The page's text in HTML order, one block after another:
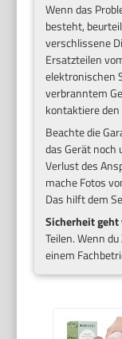
Wenn das
besteht,
verschlissene
Ersatzteilen
elektronischen
verbranntem
kontaktiere
Beachte die
das Gerät noch
Verlust des
mache Fotos
Das hilft dem
Sicherheit geht
Teilen. Wenn
einem